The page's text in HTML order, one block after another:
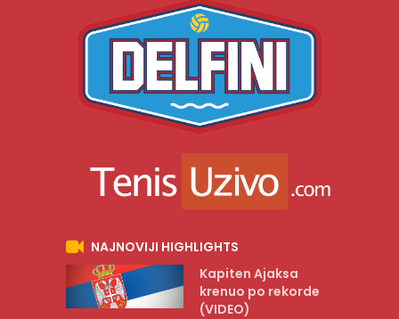
NAJNOVIJI HIGHLIGHTS
Kapiten Ajaksa
krenuo po rekorde
(VIDEO)